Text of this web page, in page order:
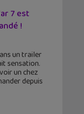
7 est
!
un trailer
sensation.
un chez
depuis